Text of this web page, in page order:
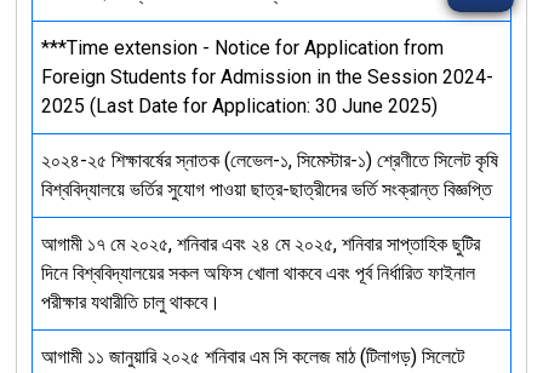
***Time extension - Notice for Application from
Foreign Students for Admission in the Session 2024-
2025 (Last Date for Application: 30 June 2025)
২০২৪-২৫ শিক্ষাবর্ষের স্নাতক (লেভেল-১, সিমেস্টার-১) শ্রেণীতে সিলেট কৃষি
বিশ্ববিদ্যালয়ে ভর্তির সুযোগ পাওয়া ছাত্র-ছাত্রীদের ভর্তি সংক্রান্ত বিজ্ঞপ্তি
আগামী ১৭ মে ২০২৫, শনিবার এবং ২৪ মে ২০২৫, শনিবার সাপ্তাহিক ছুটির
দিনে বিশ্ববিদ্যালয়ের সকল অফিস খোলা থাকবে এবং পূর্ব নির্ধারিত ফাইনাল
পরীক্ষার যথারীতি চালু থাকবে।
আগামী ১১ জানুয়ারি ২০২৫ শনিবার এম সি কলেজ মাঠ (টিলাগড়) সিলেটে